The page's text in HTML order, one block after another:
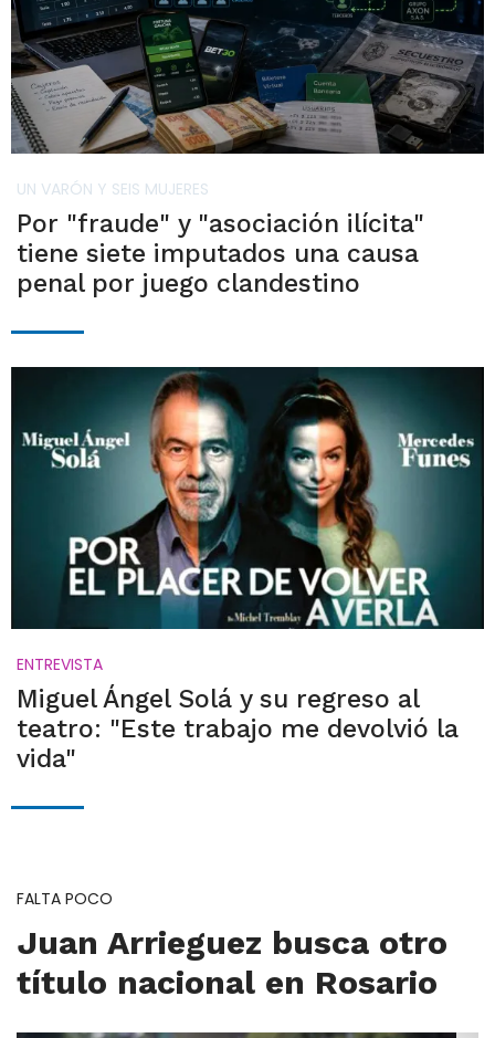
UN VARÓN Y SEIS MUJERES
Por "fraude" y "asociación ilícita"
tiene siete imputados una causa
penal por juego clandestino
ENTREVISTA
Miguel Ángel Solá y su regreso al
teatro: "Este trabajo me devolvió la
vida"
FALTA POCO
Juan Arrieguez busca otro
título nacional en Rosario